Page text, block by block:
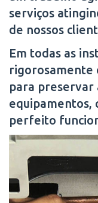
serviços
de nossos
Em todas as
rigorosamente
para preservar
equipamentos,
perfeito